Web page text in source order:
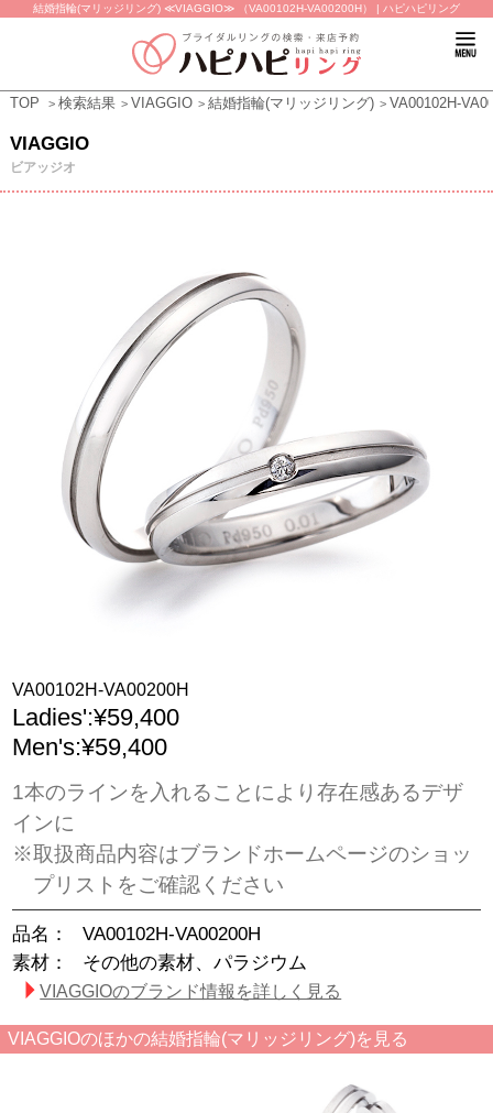
結婚指輪(マリッジリング) ≪VIAGGIO≫ （VA00102H-VA00200H） | ハピハピリング
TOP 検索結果 VIAGGIO 結婚指輪(マリッジリング) VA00102H-
VIAGGIO
ビアッジオ
VA00102H-VA00200H
Ladies':¥59,400
Men's:¥59,400
1本のラインを入れることにより存在感あるデザ
インに
※取扱商品内容はブランドホームページのショッ
プリストをご確認ください
品名：
VA00102H-VA00200H
素材：
その他の素材、パラジウム
VIAGGIOのブランド情報を詳しく見る
VIAGGIOのほかの結婚指輪(マリッジリング)を見る